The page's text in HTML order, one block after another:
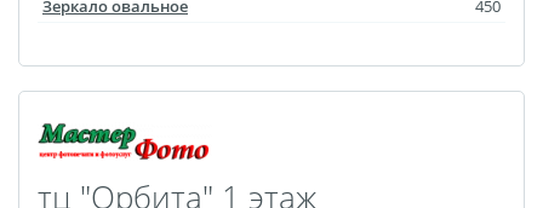
Фото на сумке
Фотомагниты
Фото на тарелке
Фото на кружках
Фото на футболках
Зеркало овальное
450
тц "Орбита" 1 этаж